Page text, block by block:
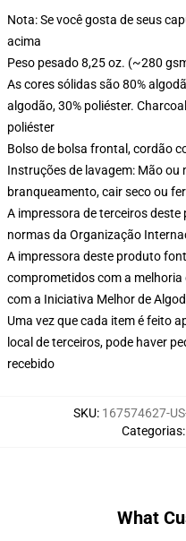
Nota: Se você gosta de seus
acima
Peso pesado 8,25 oz. (~280
As cores sólidas são 80%
algodão, 30% poliéster.
poliéster
Bolso de bolsa frontal, cordão
Instruções de lavagem: Mão
branqueamento, cair seco ou
A impressora de terceiros
normas da Organização
A impressora deste produto
comprometidos com a
com a Iniciativa Melhor de
Uma vez que cada item é feito
local de terceiros, pode haver
recebido
SKU: 167574627-
Categorias:
What